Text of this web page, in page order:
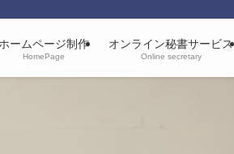
ームページ制作
HomePage
オンライン秘書サービス
Online secretary